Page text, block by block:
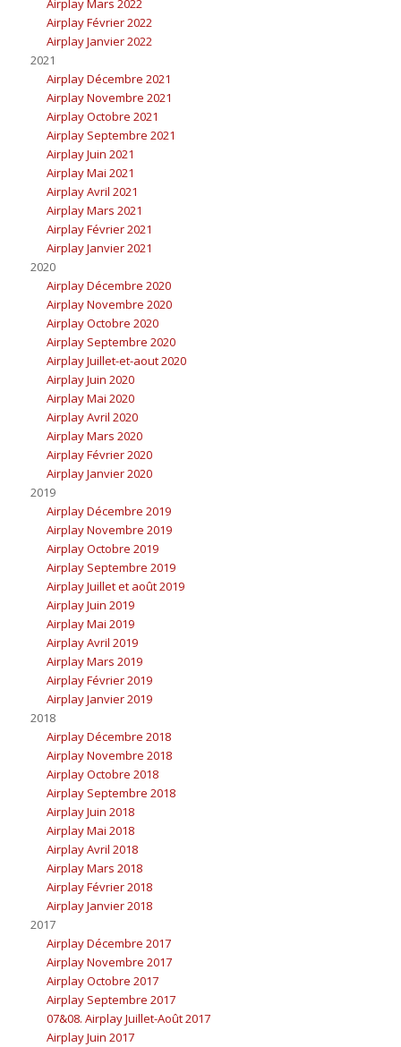
Airplay Mars 2022
Airplay Février 2022
Airplay Janvier 2022
2021
Airplay Décembre 2021
Airplay Novembre 2021
Airplay Octobre 2021
Airplay Septembre 2021
Airplay Juin 2021
Airplay Mai 2021
Airplay Avril 2021
Airplay Mars 2021
Airplay Février 2021
Airplay Janvier 2021
2020
Airplay Décembre 2020
Airplay Novembre 2020
Airplay Octobre 2020
Airplay Septembre 2020
Airplay Juillet-et-aout 2020
Airplay Juin 2020
Airplay Mai 2020
Airplay Avril 2020
Airplay Mars 2020
Airplay Février 2020
Airplay Janvier 2020
2019
Airplay Décembre 2019
Airplay Novembre 2019
Airplay Octobre 2019
Airplay Septembre 2019
Airplay Juillet et août 2019
Airplay Juin 2019
Airplay Mai 2019
Airplay Avril 2019
Airplay Mars 2019
Airplay Février 2019
Airplay Janvier 2019
2018
Airplay Décembre 2018
Airplay Novembre 2018
Airplay Octobre 2018
Airplay Septembre 2018
Airplay Juin 2018
Airplay Mai 2018
Airplay Avril 2018
Airplay Mars 2018
Airplay Février 2018
Airplay Janvier 2018
2017
Airplay Décembre 2017
Airplay Novembre 2017
Airplay Octobre 2017
Airplay Septembre 2017
07&08. Airplay Juillet-Août 2017
Airplay Juin 2017